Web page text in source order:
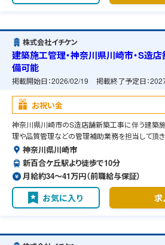
株式会社イチケン
建築施工管理・神奈川県川崎市・S造
備可能
掲載開始日：2026/02/19 掲載終了予定日：
お祝い金
神奈川県川崎市のS造店舗新築工事に伴う建築
理や品質管理などの管理補助業務を担当して頂き
神奈川県川崎市
新百合ケ丘駅より徒歩で10分
月給約34〜41万円（前職給与保証）
お気に入り 求